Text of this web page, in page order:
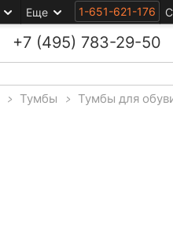
Еще 1-651-621-176
+7 (495) 783-29-50
> Тумбы > Тумбы для